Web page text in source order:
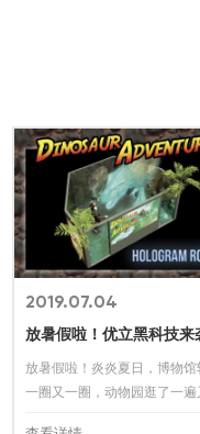
关于开发者平台
2019.07.04
放暑假啦！炎炎夏日，博物馆
一圈又一圈，动物园逛了一遍